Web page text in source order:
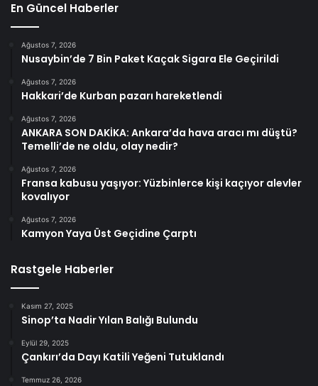
En Güncel Haberler
Ağustos 7, 2026
Nusaybin’de 7 Bin Paket Kaçak Sigara Ele Geçirildi
Ağustos 7, 2026
Hakkari’de Kurban pazarı hareketlendi
Ağustos 7, 2026
ANKARA SON DAKİKA: Ankara’da hava aracı mı düştü?
Temelli’de ne oldu, olay nedir?
Ağustos 7, 2026
Fransa kabusu yaşıyor: Yüzbinlerce kişi kaçıyor alevler
kovalıyor
Ağustos 7, 2026
Kamyon Yaya Üst Geçidine Çarptı
Rastgele Haberler
Kasım 27, 2025
Sinop’ta Nadir Yılan Balığı Bulundu
Eylül 29, 2025
Çankırı’da Dayı Katili Yeğeni Tutuklandı
Temmuz 26, 2026